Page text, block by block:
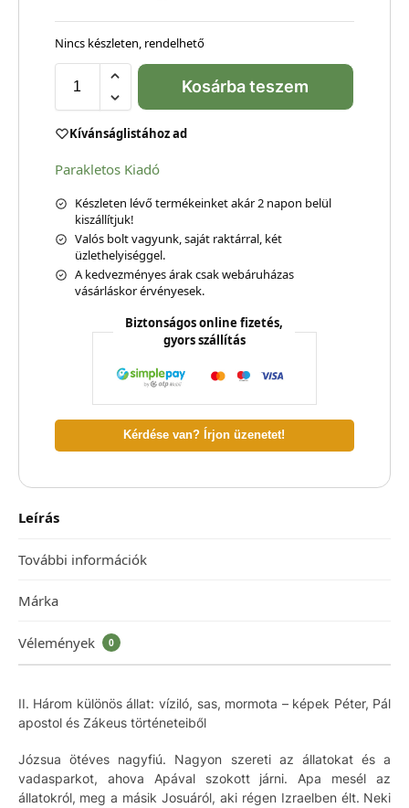
Nincs készleten, rendelhető
Kosárba teszem
Kívánságlistához ad
Parakletos Kiadó
Készleten lévő termékeinket akár 2 napon belül
kiszállítjuk!
Valós bolt vagyunk, saját raktárral, két
üzlethelyiséggel.
A kedvezményes árak csak webáruházas
vásárláskor érvényesek.
Biztonságos online fizetés,
gyors szállítás
Kérdése van? Írjon üzenetet!
Leírás
További információk
Márka
Vélemények 0
II. Három különös állat: víziló, sas, mormota – képek Péter, Pál
apostol és Zákeus történeteiből
Józsua ötéves nagyfiú. Nagyon szereti az állatokat és a
vadasparkot, ahova Apával szokott járni. Apa mesél az
állatokról, meg a másik Josuáról, aki régen Izraelben élt. Neki